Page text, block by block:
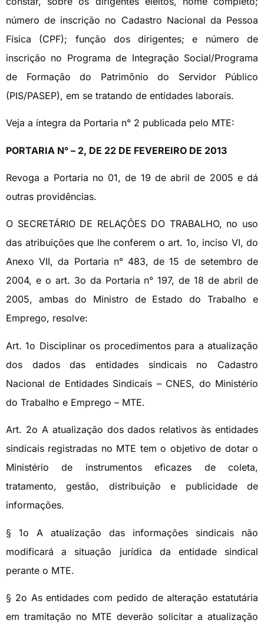
número de inscrição no Cadastro Nacional da Pessoa
Física (CPF); função dos dirigentes; e número de
inscrição no Programa de Integração Social/Programa
de Formação do Patrimônio do Servidor Público
(PIS/PASEP), em se tratando de entidades laborais.
Veja a íntegra da Portaria n° 2 publicada pelo MTE:
PORTARIA N° – 2, DE 22 DE FEVEREIRO DE 2013
Revoga a Portaria no 01, de 19 de abril de 2005 e dá
outras providências.
O SECRETÁRIO DE RELAÇÕES DO TRABALHO, no uso
das atribuições que lhe conferem o art. 1o, inciso VI, do
Anexo VII, da Portaria n° 483, de 15 de setembro de
2004, e o art. 3o da Portaria n° 197, de 18 de abril de
2005, ambas do Ministro de Estado do Trabalho e
Emprego, resolve:
Art. 1o Disciplinar os procedimentos para a atualização
dos dados das entidades sindicais no Cadastro
Nacional de Entidades Sindicais – CNES, do Ministério
do Trabalho e Emprego – MTE.
Art. 2o A atualização dos dados relativos às entidades
sindicais registradas no MTE tem o objetivo de dotar o
Ministério de instrumentos eficazes de coleta,
tratamento, gestão, distribuição e publicidade de
informações.
§ 1o A atualização das informações sindicais não
modificará a situação jurídica da entidade sindical
perante o MTE.
§ 2o As entidades com pedido de alteração estatutária
em tramitação no MTE deverão solicitar a atualização